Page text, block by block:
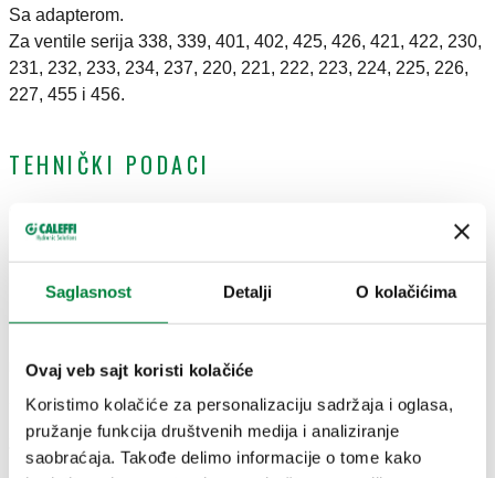
Saglasnost Detalji O kolačićima
Ovaj veb sajt koristi kolačiće
Koristimo kolačiće za personalizaciju sadržaja i oglasa,
pružanje funkcija društvenih medija i analiziranje
saobraćaja. Takođe delimo informacije o tome kako
Sa adapterom.
Za ventile serija 338, 339, 401, 402, 425, 426, 421, 422, 230,
231, 232, 233, 234, 237, 220, 221, 222, 223, 224, 225, 226,
227, 455 i 456.
TEHNIČKI PODACI
CRTEŽI I SPECIFIKACIJE
Broj dela
204100